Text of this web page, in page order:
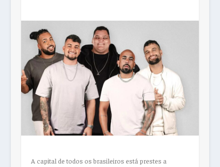
A capital de todos os brasileiros está prestes a